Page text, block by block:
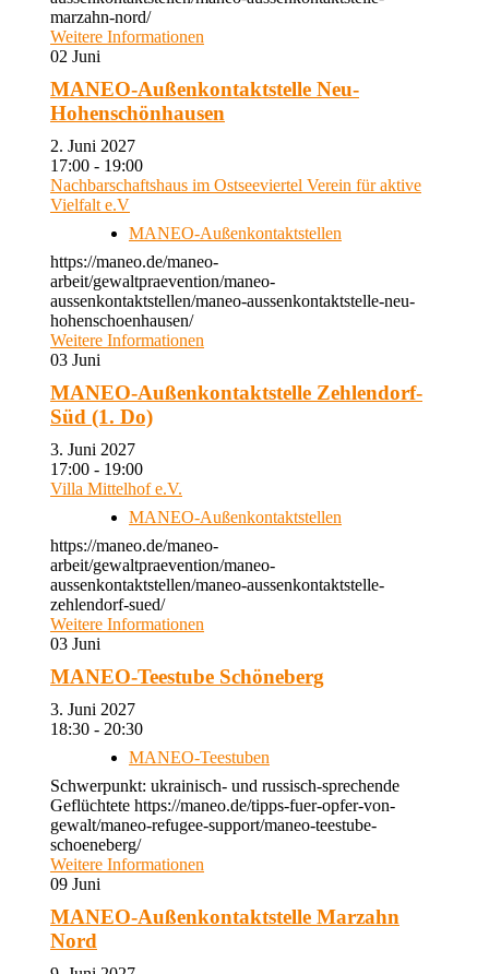
marzahn-nord/
Weitere Informationen
02 Juni
MANEO-Außenkontaktstelle Neu-
Hohenschönhausen
2. Juni 2027
17:00 - 19:00
Nachbarschaftshaus im Ostseeviertel Verein für aktive
Vielfalt e.V
MANEO-Außenkontaktstellen
https://maneo.de/maneo-
arbeit/gewaltpraevention/maneo-
aussenkontaktstellen/maneo-aussenkontaktstelle-neu-
hohenschoenhausen/
Weitere Informationen
03 Juni
MANEO-Außenkontaktstelle Zehlendorf-
Süd (1. Do)
3. Juni 2027
17:00 - 19:00
Villa Mittelhof e.V.
MANEO-Außenkontaktstellen
https://maneo.de/maneo-
arbeit/gewaltpraevention/maneo-
aussenkontaktstellen/maneo-aussenkontaktstelle-
zehlendorf-sued/
Weitere Informationen
03 Juni
MANEO-Teestube Schöneberg
3. Juni 2027
18:30 - 20:30
MANEO-Teestuben
Schwerpunkt: ukrainisch- und russisch-sprechende
Geflüchtete https://maneo.de/tipps-fuer-opfer-von-
gewalt/maneo-refugee-support/maneo-teestube-
schoeneberg/
Weitere Informationen
09 Juni
MANEO-Außenkontaktstelle Marzahn
Nord